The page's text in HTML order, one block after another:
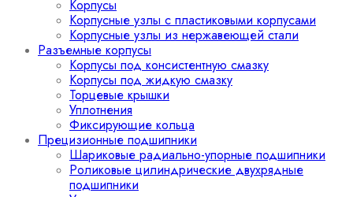
Корпусы
Корпусные узлы с пластиковыми корпусами
Корпусные узлы из нержавеющей стали
Разъемные корпусы
Корпусы под консистентную смазку
Корпусы под жидкую смазку
Торцевые крышки
Уплотнения
Фиксирующие кольца
Прецизионные подшипники
Шариковые радиально-упорные подшипники
Роликовые цилиндрические двухрядные
подшипники